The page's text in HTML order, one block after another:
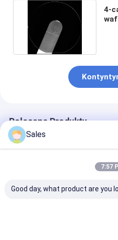
4-
Polecane Produkty
Sales
7:57
Good day, what product are you